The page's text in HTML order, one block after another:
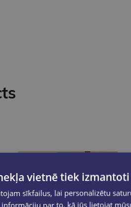
vietnē tiek
sīkfailus, lai personalizētu
par to, kā jūs lietojat